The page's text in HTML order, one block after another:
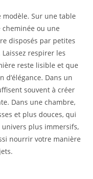
Sur une table
cheminée ou une
disposés par petites
respirer les
reste lisible et que
d’élégance. Dans un
souvent à créer
Dans une chambre,
et plus douces, qui
univers plus immersifs,
nourrir votre manière